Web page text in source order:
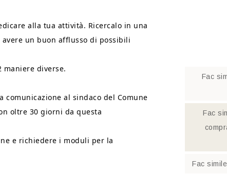
alla tua attività. Ricercalo in una
un buon afflusso di possibili
maniere diverse.
al sindaco del Comune
oltre 30 giorni da questa
e richiedere i moduli per la
Fac
Fac
Fac